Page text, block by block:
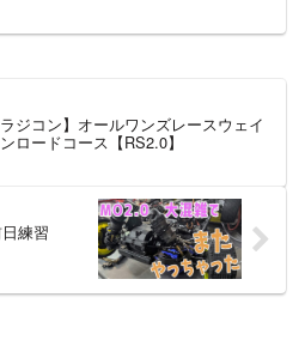
ラジコン】オールワンズレースウェイ
ロードコース【RS2.0】
日練習